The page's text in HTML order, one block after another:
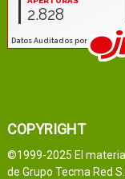
COPYRIGHT
©1999-2025 El
de Grupo Tecma Red